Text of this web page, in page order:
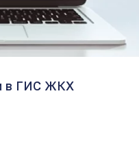
в ГИС ЖКХ